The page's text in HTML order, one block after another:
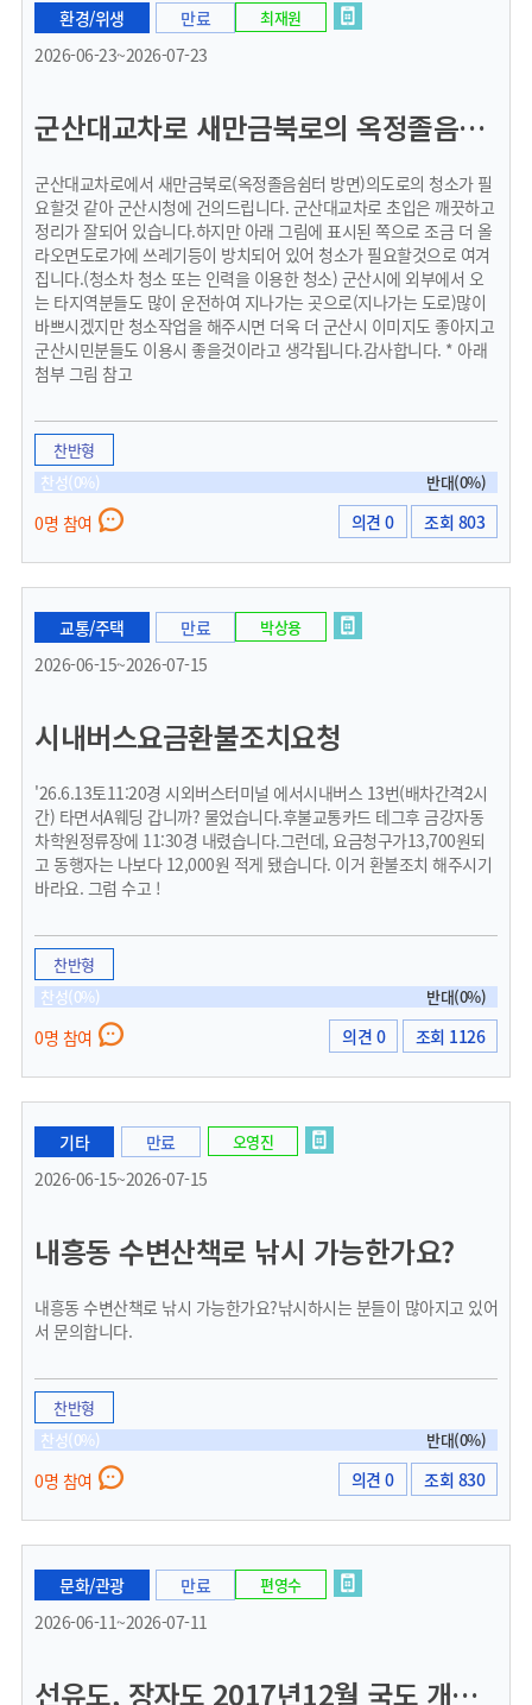
환경/위생
만료
2026-06-23~2026-07-23
최재원
군산대교차로 새만금북로의 옥정졸음쉼터방면 램프 청소요청드립니다.
군산대교차로에서 새만금북로(옥정졸음쉼터 방면)의도로의 청소가 필
요할것 같아 군산시청에 건의드립니다. 군산대교차로 초입은 깨끗하고
정리가 잘되어 있습니다.하지만 아래 그림에 표시된 쪽으로 조금 더 올
라오면도로가에 쓰레기등이 방치되어 있어 청소가 필요할것으로 여겨
집니다.(청소차 청소 또는 인력을 이용한 청소) 군산시에 외부에서 오
는 타지역분들도 많이 운전하여 지나가는 곳으로(지나가는 도로)많이
바쁘시겠지만 청소작업을 해주시면 더욱 더 군산시 이미지도 좋아지고
군산시민분들도 이용시 좋을것이라고 생각됩니다.감사합니다. * 아래
첨부 그림 참고
찬반형
찬성(0%)
반대(0%)
0명 참여 의견 0 조회 803
교통/주택
만료
2026-06-15~2026-07-15
박상용
시내버스요금환불조치요청
'26.6.13토11:20경 시외버스터미널 에서시내버스 13번(배차간격2시
간) 타면서A웨딩 갑니까? 물었습니다.후불교통카드 테그후 금강자동
차학원정류장에 11:30경 내렸습니다.그런데, 요금청구가13,700원되
고 동행자는 나보다 12,000원 적게 됐습니다. 이거 환불조치 해주시기
바라요. 그럼 수고 !
찬반형
찬성(0%)
반대(0%)
0명 참여 의견 0 조회 1126
기타
만료
2026-06-15~2026-07-15
오영진
내흥동 수변산책로 낚시 가능한가요?
내흥동 수변산책로 낚시 가능한가요?낚시하시는 분들이 많아지고 있어
서 문의합니다.
찬반형
찬성(0%)
반대(0%)
0명 참여 의견 0 조회 830
문화/관광
만료
2026-06-11~2026-07-11
편영수
선유도, 장자도 2017년12월 국도 개통이후 2025년 년도별 관광객 방문수에 대한 자료